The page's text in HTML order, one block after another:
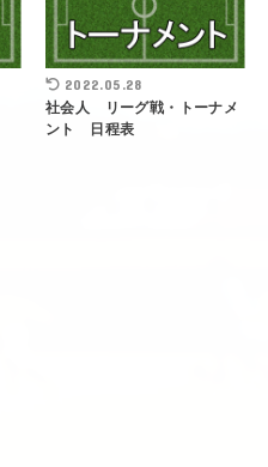
2022.05.28
社会人 リーグ戦・トーナメ
ント 日程表